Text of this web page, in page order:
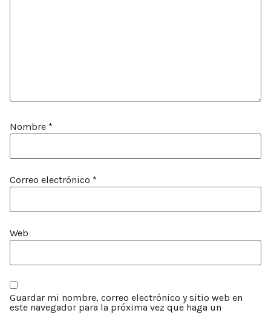
Nombre *
Correo electrónico *
Web
Guardar mi nombre, correo electrónico y sitio web en
este navegador para la próxima vez que haga un